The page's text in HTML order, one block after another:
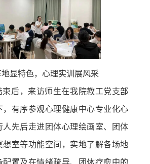
显特色，心理实训展风采
束后，来访师生在我院教工党支部
，有序参观心理健康中心专业化心
先后走进团体心理绘画室、团体
室等功能空间，实地了解各场地
配置及在情绪疏导、团体疗愈中的